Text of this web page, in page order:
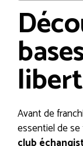
Avant de
essentiel de se